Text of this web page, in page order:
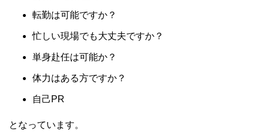
転勤は可能ですか？
忙しい現場でも大丈夫ですか？
単身赴任は可能か？
体力はある方ですか？
自己PR
となっています。